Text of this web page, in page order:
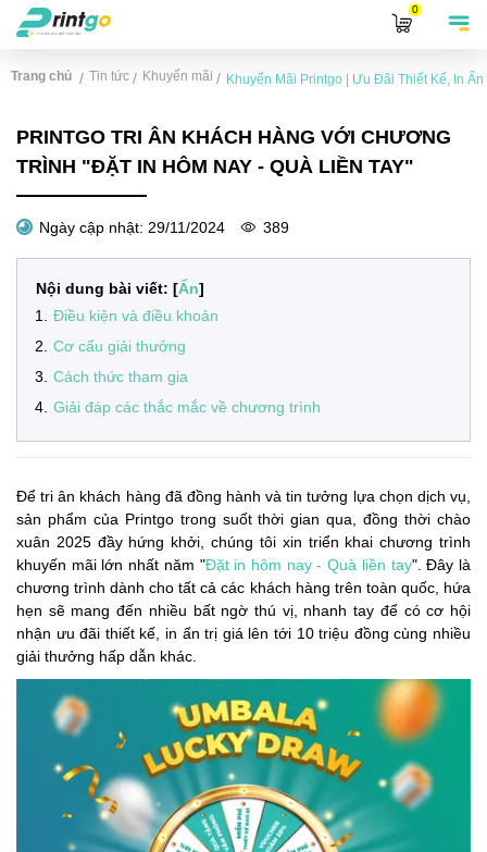
0
Trang chủ / Tin tức / Khuyến mãi / Khuyến Mãi Printgo | Ưu Đãi Thiết Kế, In
PRINTGO TRI ÂN KHÁCH HÀNG VỚI CHƯƠNG
TRÌNH "ĐẶT IN HÔM NAY - QUÀ LIỀN TAY"
Ngày cập nhật: 29/11/2024 389
Nội dung bài viết: [Ẩn]
1
Điều kiện và điều khoản
2
Cơ cấu giải thưởng
3
Cách thức tham gia
4 Giải đáp các thắc mắc về chương trình
Để tri ân khách hàng đã đồng hành và tin tưởng lựa chọn dịch vụ,
sản phẩm của Printgo trong suốt thời gian qua, đồng thời chào
xuân 2025 đầy hứng khởi, chúng tôi xin triển khai chương trình
khuyến mãi lớn nhất năm "Đặt in hôm nay - Quà liền tay". Đây là
chương trình dành cho tất cả các khách hàng trên toàn quốc, hứa
hẹn sẽ mang đến nhiều bất ngờ thú vị, nhanh tay để có cơ hội
nhận ưu đãi thiết kế, in ấn trị giá lên tới 10 triệu đồng cùng nhiều
giải thưởng hấp dẫn khác.